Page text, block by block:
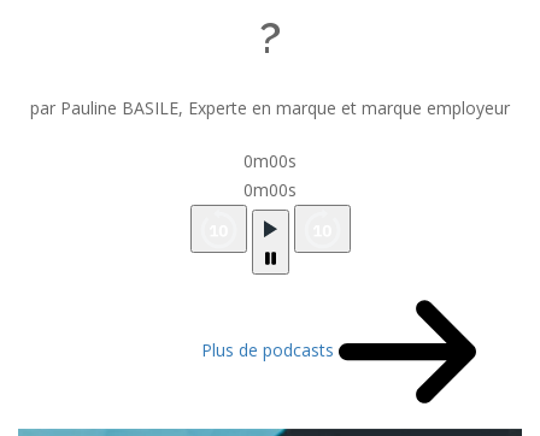
?
par Pauline BASILE, Experte en marque et marque employeur
0m00s
0m00s
Plus de podcasts